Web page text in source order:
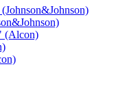
(Alcon)